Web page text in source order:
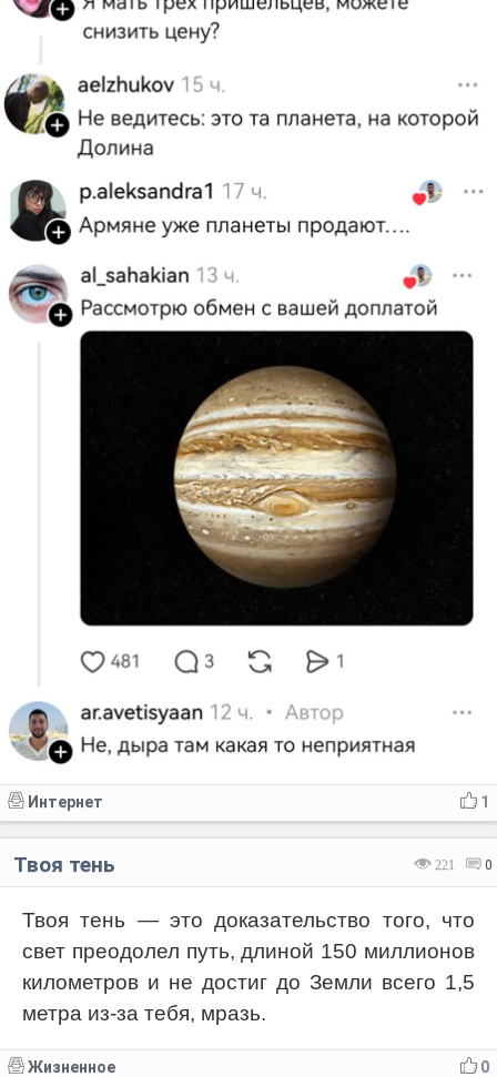
1
Интернет
221 0
Твоя тень
Твоя тень — это доказательство того, что
свет преодолел путь, длиной 150 миллионов
километров и не достиг до Земли всего 1,5
метра из-за тебя, мразь.
0
Жизненное